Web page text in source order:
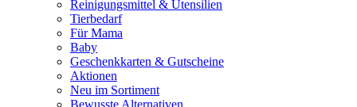
Reinigungsmittel & Utensilien
Tierbedarf
Für Mama
Baby
Geschenkkarten & Gutscheine
Aktionen
Neu im Sortiment
Bewusste Alternativen